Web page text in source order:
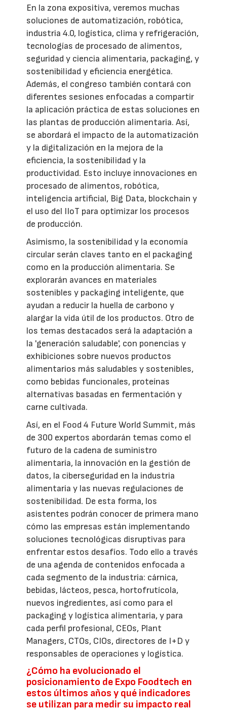
En la zona expositiva, veremos muchas
soluciones de automatización, robótica,
industria 4.0, logística, clima y refrigeración,
tecnologías de procesado de alimentos,
seguridad y ciencia alimentaria, packaging, y
sostenibilidad y eficiencia energética.
Además, el congreso también contará con
diferentes sesiones enfocadas a compartir
la aplicación práctica de estas soluciones en
las plantas de producción alimentaria. Así,
se abordará el impacto de la automatización
y la digitalización en la mejora de la
eficiencia, la sostenibilidad y la
productividad. Esto incluye innovaciones en
procesado de alimentos, robótica,
inteligencia artificial, Big Data, blockchain y
el uso del IIoT para optimizar los procesos
de producción.
Asimismo, la sostenibilidad y la economía
circular serán claves tanto en el packaging
como en la producción alimentaria. Se
explorarán avances en materiales
sostenibles y packaging inteligente, que
ayudan a reducir la huella de carbono y
alargar la vida útil de los productos. Otro de
los temas destacados será la adaptación a
la 'generación saludable', con ponencias y
exhibiciones sobre nuevos productos
alimentarios más saludables y sostenibles,
como bebidas funcionales, proteínas
alternativas basadas en fermentación y
carne cultivada.
Así, en el Food 4 Future World Summit, más
de 300 expertos abordarán temas como el
futuro de la cadena de suministro
alimentaria, la innovación en la gestión de
datos, la ciberseguridad en la industria
alimentaria y las nuevas regulaciones de
sostenibilidad. De esta forma, los
asistentes podrán conocer de primera mano
cómo las empresas están implementando
soluciones tecnológicas disruptivas para
enfrentar estos desafíos. Todo ello a través
de una agenda de contenidos enfocada a
cada segmento de la industria: cárnica,
bebidas, lácteos, pesca, hortofrutícola,
nuevos ingredientes, así como para el
packaging y logística alimentaria, y para
cada perfil profesional, CEOs, Plant
Managers, CTOs, CIOs, directores de I+D y
responsables de operaciones y logística.
¿Cómo ha evolucionado el
posicionamiento de Expo Foodtech en
estos últimos años y qué indicadores
se utilizan para medir su impacto real